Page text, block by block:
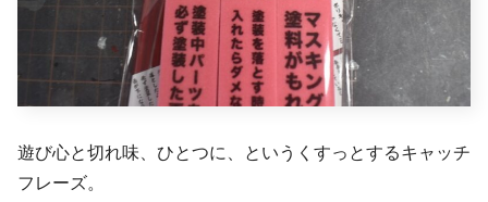
遊び心と切れ味、ひとつに、というくすっとするキャッチ
フレーズ。